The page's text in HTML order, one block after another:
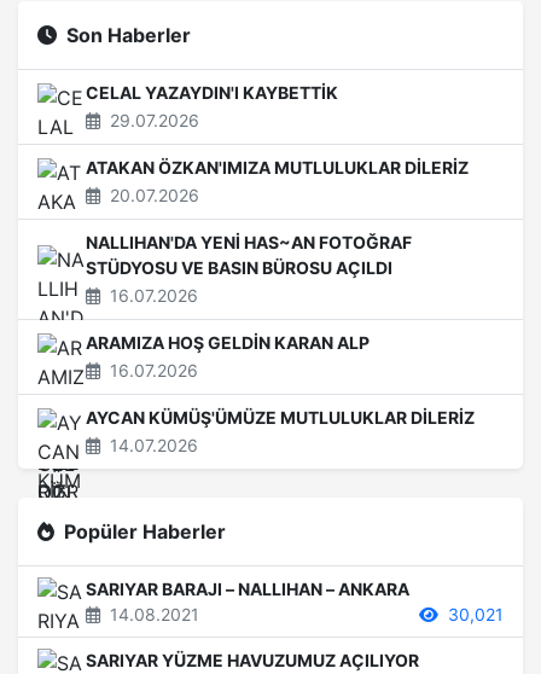
Son Haberler
CELAL YAZAYDIN'I KAYBETTİK
29.07.2026
ATAKAN ÖZKAN'IMIZA MUTLULUKLAR DİLERİZ
20.07.2026
NALLIHAN'DA YENİ HAS~AN FOTOĞRAF
STÜDYOSU VE BASIN BÜROSU AÇILDI
16.07.2026
ARAMIZA HOŞ GELDİN KARAN ALP
16.07.2026
AYCAN KÜMÜŞ'ÜMÜZE MUTLULUKLAR DİLERİZ
14.07.2026
Popüler Haberler
SARIYAR BARAJI – NALLIHAN – ANKARA
14.08.2021
30,021
SARIYAR YÜZME HAVUZUMUZ AÇILIYOR